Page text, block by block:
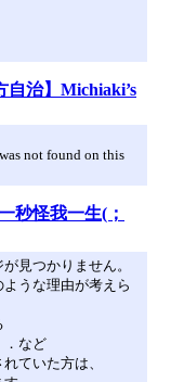
自治】Michiaki’s
not found on this
秒怪我一生(；
見つかりません。
うな理由が考えら
．など
ていた方は、